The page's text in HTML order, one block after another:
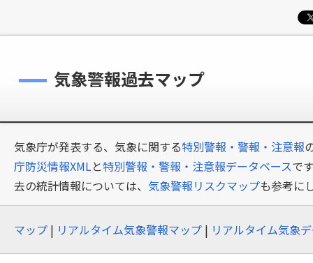
気象警報過去マップ
気象庁が発表する、気象に関する特別警報・警報・注意報
庁防災情報XMLと特別警報・警報・注意報データベースで
去の統計情報については、 気象警報リスクマップも参考に
マップ | リアルタイム気象警報マップ | リアルタイム気象